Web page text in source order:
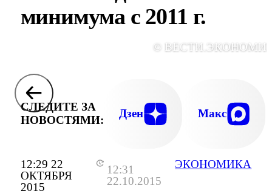
12:29 22
ОКТЯБРЯ
2015
12:31
22.10.2015
ЭКОНОМИКА
минимума с 2011 г.
©
СЛЕДИТЕ ЗА
НОВОСТЯМИ:
Дзен Макс